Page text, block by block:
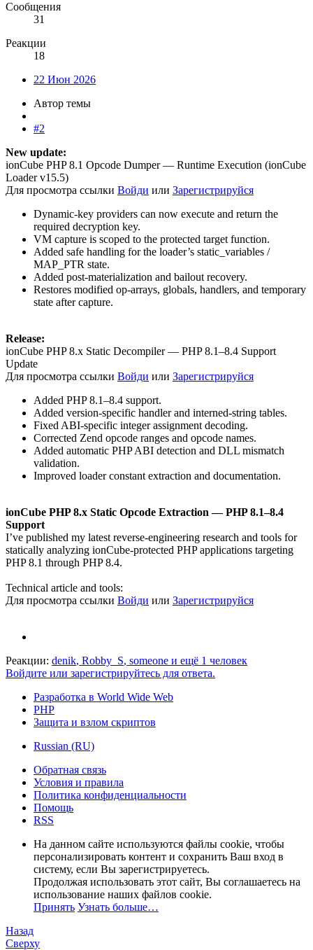
Сообщения
31
Реакции
18
22 Июн 2026
Автор темы
#2
New update:
ionCube PHP 8.1 Opcode Dumper — Runtime Execution (ionCube
Loader v15.5)
Для просмотра ссылки Войди или Зарегистрируйся
Dynamic-key providers can now execute and return the
required decryption key.
VM capture is scoped to the protected target function.
Added safe handling for the loader’s static_variables /
MAP_PTR state.
Added post-materialization and bailout recovery.
Restores modified op-arrays, globals, handlers, and temporary
state after capture.
Release:
ionCube PHP 8.x Static Decompiler — PHP 8.1–8.4 Support
Update
Для просмотра ссылки Войди или Зарегистрируйся
Added PHP 8.1–8.4 support.
Added version-specific handler and interned-string tables.
Fixed ABI-specific integer assignment decoding.
Corrected Zend opcode ranges and opcode names.
Added automatic PHP ABI detection and DLL mismatch
validation.
Improved loader constant extraction and documentation.
ionCube PHP 8.x Static Opcode Extraction — PHP 8.1–8.4
Support
I’ve published my latest reverse-engineering research and tools for
statically analyzing ionCube-protected PHP applications targeting
PHP 8.1 through PHP 8.4.
Technical article and tools:
Для просмотра ссылки Войди или Зарегистрируйся
Реакции: denik, Robby_S, someone и ещё 1 человек
Войдите или зарегистрируйтесь для ответа.
Разработка в World Wide Web
PHP
Защита и взлом скриптов
Russian (RU)
Обратная связь
Условия и правила
Политика конфиденциальности
Помощь
RSS
На данном сайте используются файлы cookie, чтобы
персонализировать контент и сохранить Ваш вход в
систему, если Вы зарегистрируетесь.
Продолжая использовать этот сайт, Вы соглашаетесь на
использование наших файлов cookie.
Принять Узнать больше…
Назад
Сверху